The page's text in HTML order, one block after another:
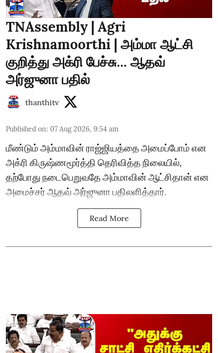
TNAssembly | Agri
Krishnamoorthi | அம்மா ஆட்சி
குறித்து அக்ரி பேச்சு... ஆதவ்
அர்ஜுனா பதில்
thanthitv
Published on: 07 Aug 2026, 9:54 am
மீண்டும் அம்மாவின் ராஜ்ஜியத்தை அமைப்போம் என
அக்ரி கிருஷ்ணமூர்த்தி தெரிவித்த நிலையில்,
தற்போது நடைபெறுவதே அம்மாவின் ஆட்சிதான் என
அமைச்சர் ஆதவ் அர்ஜுனா பதிலளித்தார்.
Read More